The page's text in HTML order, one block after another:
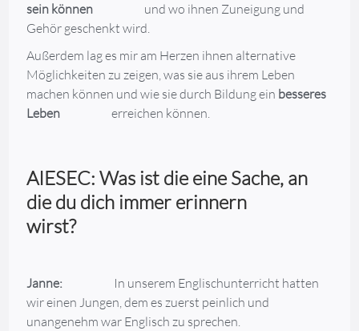
sein können
und wo ihnen Zuneigung und
Gehör geschenkt wird.
Außerdem lag es mir am Herzen ihnen alternative
Möglichkeiten zu zeigen, was sie aus ihrem Leben
machen können und wie sie durch Bildung ein besseres
Leben
erreichen können.
AIESEC: Was ist die eine Sache, an
die du dich immer erinnern
wirst?
Janne:
In unserem Englischunterricht hatten
wir einen Jungen, dem es zuerst peinlich und
unangenehm war Englisch zu sprechen.